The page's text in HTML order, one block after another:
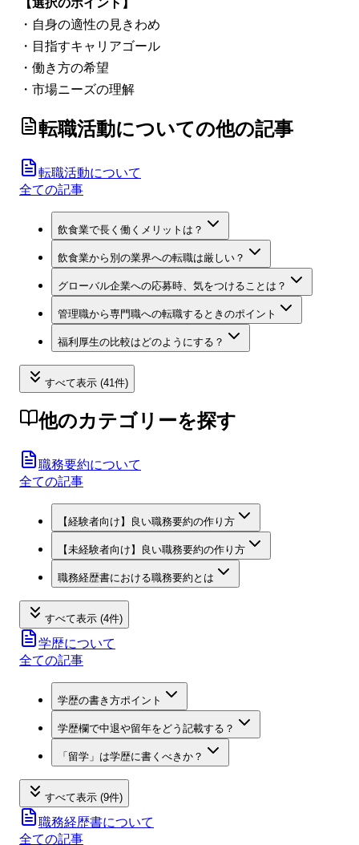
・自身の適性の見きわめ
・目指すキャリアゴール
・働き方の希望
・市場ニーズの理解
転職活動についての他の記事
転職活動について
全ての記事
飲食業で長く働くメリットは？
飲食業から別の業界への転職は厳しい？
グローバル企業への応募時、気をつけることは？
管理職から専門職への転職するときのポイント
福利厚生の比較はどのようにする？
すべて表示 (41件)
他のカテゴリーを探す
職務要約について
全ての記事
【経験者向け】良い職務要約の作り方
【未経験者向け】良い職務要約の作り方
職務経歴書における職務要約とは
すべて表示 (4件)
学歴について
全ての記事
学歴の書き方ポイント
学歴欄で中退や留年をどう記載する？
「留学」は学歴に書くべきか？
すべて表示 (9件)
職務経歴書について
全ての記事